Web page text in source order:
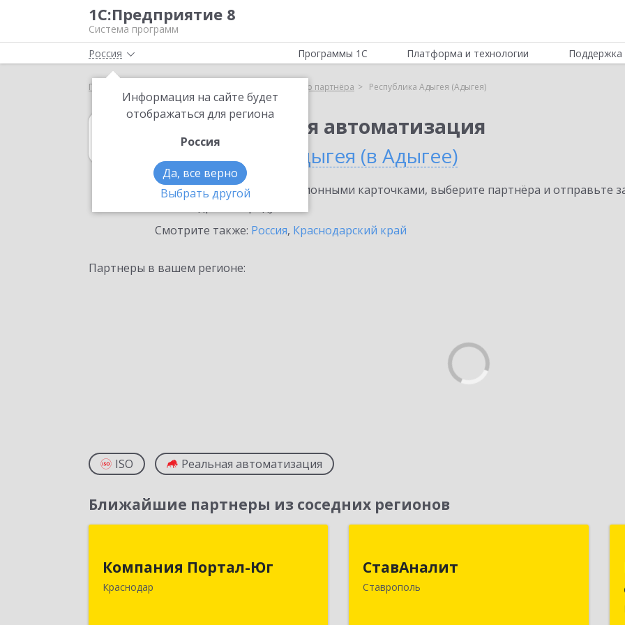
1С:Предприятие 8
Система программ
Россия
Информация на сайте будет
отображаться для региона
Россия
Да, все верно
Выбрать другой
Программы 1С Платформа и технологии Поддержка
Главная Выбор партнёра Республика Адыгея (Адыгея)
1С:Комплексная автоматизация
в Республике Адыгея (в Адыгее)
Ознакомьтесь с информационными карточками, выберите партнёра и отправьте
Смотрите также: Россия, Краснодарский край
Партнеры в вашем регионе:
ISO Реальная автоматизация
Ближайшие партнеры из соседних регионов
Компания Портал-Юг
Краснодар
350020, Краснодарский край,
Краснодар г, Одесская ул, дом № 48,
СтавАналит
Ставрополь
Ставрополь г, Пирогова ул, дом № 66